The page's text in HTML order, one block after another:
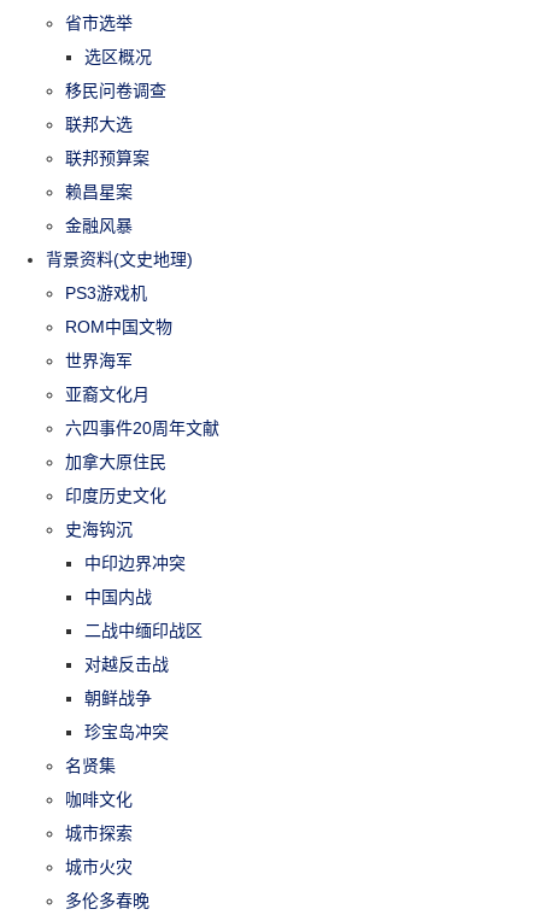
省市选举
选区概况
移民问卷调查
联邦大选
联邦预算案
赖昌星案
金融风暴
背景资料(文史地理)
PS3游戏机
ROM中国文物
世界海军
亚裔文化月
六四事件20周年文献
加拿大原住民
印度历史文化
史海钩沉
中印边界冲突
中国内战
二战中缅印战区
对越反击战
朝鲜战争
珍宝岛冲突
名贤集
咖啡文化
城市探索
城市火灾
多伦多春晚